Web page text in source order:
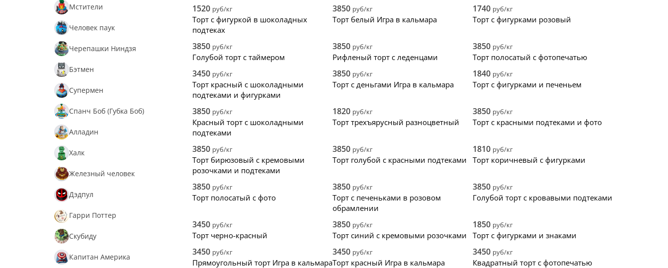
Мстители
Человек паук
Черепашки Ниндзя
Бэтмен
Супермен
Спанч Боб (Губка Боб)
Алладин
Халк
Железный человек
Дэдпул
Гарри Поттер
Скубиду
Капитан Америка
1520 руб/кг
Торт с фигуркой в шоколадных
подтеках
3850 руб/кг
Торт белый Игра в кальмара
1740 руб/кг
Торт с фигурками розовый
3850 руб/кг
Голубой торт с таймером
3850 руб/кг
Рифленый торт с леденцами
3850 руб/кг
Торт полосатый с фотопечатью
3450 руб/кг
Торт красный с шоколадными
подтеками и фигурками
3850 руб/кг
Торт с деньгами Игра в кальмара
1840 руб/кг
Торт с фигурками и печеньем
3850 руб/кг
Красный торт с шоколадными
подтеками
1820 руб/кг
Торт трехъярусный разноцветный
3850 руб/кг
Торт с красными подтеками и фото
3850 руб/кг
Торт бирюзовый с кремовыми
розочками и подтеками
3850 руб/кг
Торт голубой с красными подтеками
1810 руб/кг
Торт коричневый с фигурками
3850 руб/кг
Торт полосатый с фото
3850 руб/кг
Торт с печеньками в розовом
обрамлении
3850 руб/кг
Голубой торт с кровавыми подтеками
3450 руб/кг
Торт черно-красный
3850 руб/кг
Торт синий с кремовыми розочками
1850 руб/кг
Торт с фигурками и знаками
3450 руб/кг
Прямоугольный торт Игра в кальмара
3450 руб/кг
Торт красный Игра в кальмара
3450 руб/кг
Квадратный торт с фотопечатью